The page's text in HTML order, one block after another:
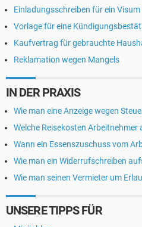
Einladungsschreiben für ein Visum
Vorlage für eine
Kaufvertrag für gebrauchte
Reklamation wegen Mangels
IN DER PRAXIS
Wie man eine Anzeige wegen
Welche Reisekosten Arbeitnehmer
Wann ein Essenszuschuss vom
Wie man ein Widerrufschreiben
Wie man seinen Vermieter um
UNSERE TIPPS FÜR